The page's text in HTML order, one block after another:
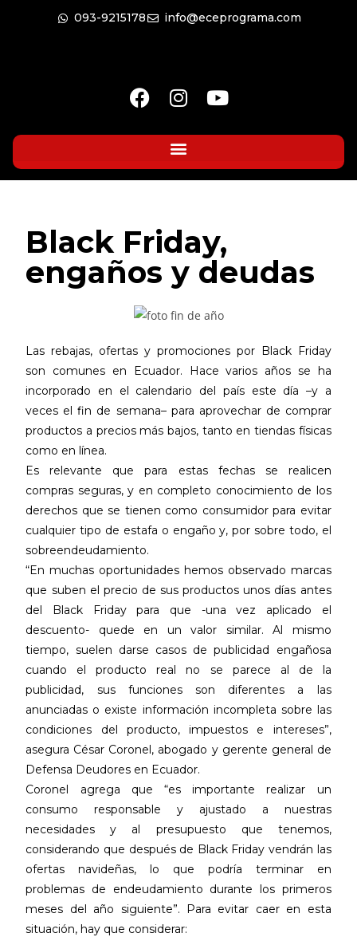
093-9215178 info@eceprograma.com
Black Friday,
engaños y deudas
Las rebajas, ofertas y promociones por Black Friday
son comunes en Ecuador. Hace varios años se ha
incorporado en el calendario del país este día –y a
veces el fin de semana– para aprovechar de comprar
productos a precios más bajos, tanto en tiendas físicas
como en línea.
Es relevante que para estas fechas se realicen
compras seguras, y en completo conocimiento de los
derechos que se tienen como consumidor para evitar
cualquier tipo de estafa o engaño y, por sobre todo, el
sobreendeudamiento.
“En muchas oportunidades hemos observado marcas
que suben el precio de sus productos unos días antes
del Black Friday para que -una vez aplicado el
descuento- quede en un valor similar. Al mismo
tiempo, suelen darse casos de publicidad engañosa
cuando el producto real no se parece al de la
publicidad, sus funciones son diferentes a las
anunciadas o existe información incompleta sobre las
condiciones del producto, impuestos e intereses”,
asegura César Coronel, abogado y gerente general de
Defensa Deudores en Ecuador.
Coronel agrega que “es importante realizar un
consumo responsable y ajustado a nuestras
necesidades y al presupuesto que tenemos,
considerando que después de Black Friday vendrán las
ofertas navideñas, lo que podría terminar en
problemas de endeudamiento durante los primeros
meses del año siguiente”. Para evitar caer en esta
situación, hay que considerar: